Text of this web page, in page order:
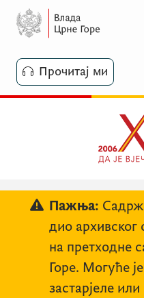
Прочитај ми
Пажња:
дио архивског
на претходне
Горе. Могуће
застарјеле